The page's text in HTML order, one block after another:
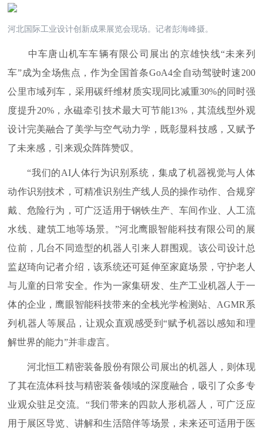
河北国际工业设计创新成果展览会现场。记者彭海峰摄。
中车唐山机车车辆有限公司展出的京雄快线“未来列
车”成为全场焦点，作为全国首条GoA4全自动驾驶时速200
公里市域列车，采用碳纤维材质实现同比减重30%的同时强
度提升20%，永磁牵引技术最大可节能13%，其流线型外观
设计完美融合了美学与空气动力学，既彰显科技感，又赋予
了未来感，引来观众阵阵赞叹。
“我们的AI人体行为识别系统，集成了机器视觉与人体
动作识别技术，可精准识别生产线人员的操作动作、合规穿
戴、危险行为，可广泛适用于钢铁生产、车间作业、人工流
水线、建筑工地等场景。”河北鹰眼智能科技有限公司的展
位前，几台不同造型的机器人引来人群围观。该公司设计总
监赵琦向记者介绍，该系统还可延伸至家庭场景，守护老人
与儿童的日常安全。作为一家集研发、生产工业机器人于一
体的企业，鹰眼智能科技带来的全栈光学检测站、AGMR系
列机器人等展品，让观众直观感受到“赋予机器以感知和理
解世界的能力”并非虚言。
河北恒工精密装备股份有限公司展出的机器人，则体现
了其在流体科技与精密装备领域的深度融合，吸引了众多专
业观众驻足交流。“我们带来的四款人形机器人，可广泛应
用于展区导览、讲解和生活陪伴等场景，未来还可适用于医